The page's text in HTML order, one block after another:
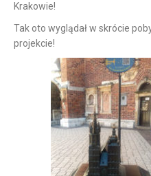
Krakowie!
Tak oto wyglądał w skrócie
projekcie!